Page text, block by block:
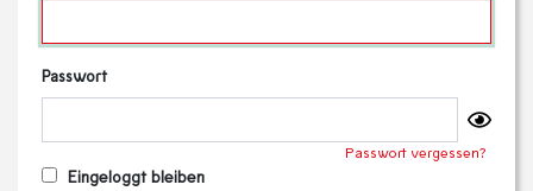
Passwort
Passwort vergessen?
Eingeloggt bleiben